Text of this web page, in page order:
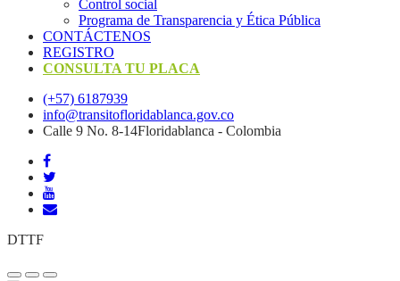
Control social
Programa de Transparencia y Ética Pública
CONTÁCTENOS
REGISTRO
CONSULTA TU PLACA
(+57) 6187939
info@transitofloridablanca.gov.co
Calle 9 No. 8-14Floridablanca - Colombia
DTTF